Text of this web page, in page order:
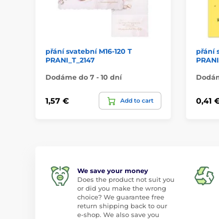
přání svatební M16-120 T
PRANI_T_2147
Dodáme do 7 - 10 dní
1,57 € Add to cart
přání
0,41
We save your money
Does the product not suit you
or did you make the wrong
choice? We guarantee free
return shipping back to our
e-shop. We also save you